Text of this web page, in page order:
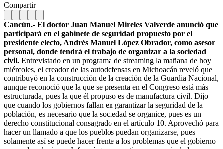
Compartir
Cancún.- El doctor Juan Manuel Mireles Valverde anunció que
participará en el gabinete de seguridad propuesto por el
presidente electo, Andrés Manuel López Obrador, como asesor
personal, donde tendrá el trabajo de organizar a la sociedad
civil. Entrevistado en un programa de streaming la mañana de hoy
miércoles, el creador de las autodefensas en Michoacán reveló que
contribuyó en la construcción de la creación de la Guardia Nacional,
aunque reconoció que la que se presenta en el Congreso está más
estructurada, pues la que él propuso es de manufactura civil. Dijo
que cuando los gobiernos fallan en garantizar la seguridad de la
población, es necesario que la sociedad se organice, pues es un
derecho constitucional consagrado en el artículo 10. Aprovechó para
hacer un llamado a que los pueblos puedan organizarse, pues
solamente así se puede hacer frente a los problemas que el gobierno